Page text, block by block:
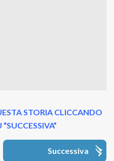
STORIA CLICCANDO
Successiva